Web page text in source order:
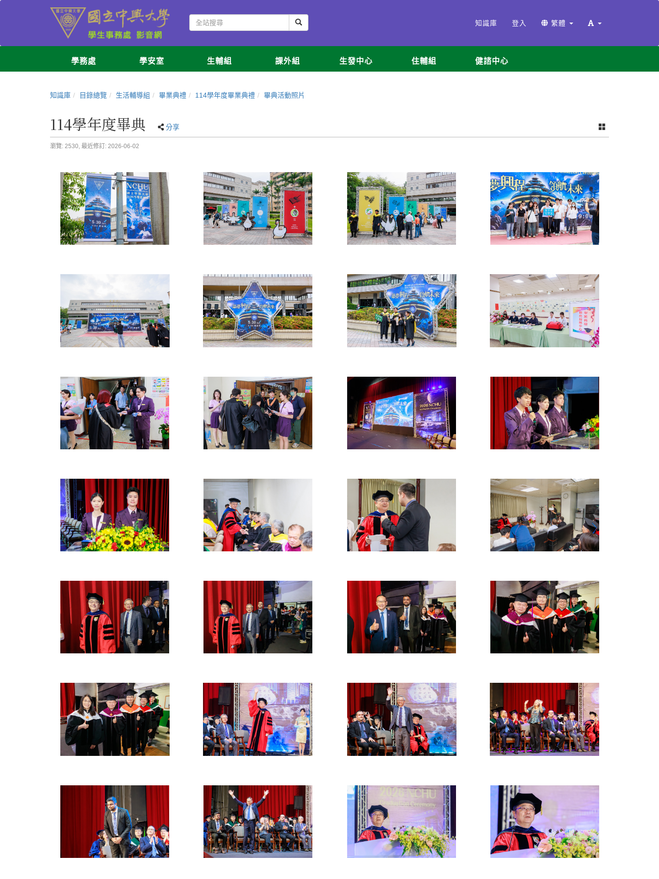
知識庫 登入 繁體
學務處 學安室 生輔組 課外組 生發中心 住輔組 健諮中心
知識庫 目錄總覽 生活輔導組 畢業典禮 114學年度畢業典禮 畢典活動照片
114學年度畢典 分享
瀏覽: 2530, 最近修訂: 2026-06-02